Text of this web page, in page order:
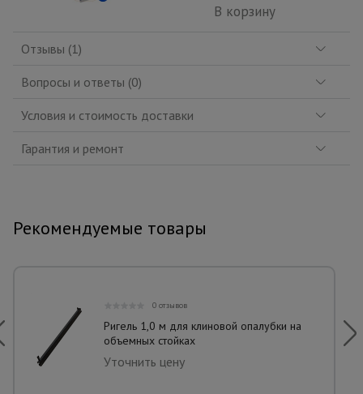
В корзину
Отзывы (1)
Вопросы и ответы (0)
Условия и стоимость доставки
Гарантия и ремонт
Рекомендуемые товары
0 отзывов
Ригель 1,0 м для клиновой опалубки на
объемных стойках
Уточнить цену